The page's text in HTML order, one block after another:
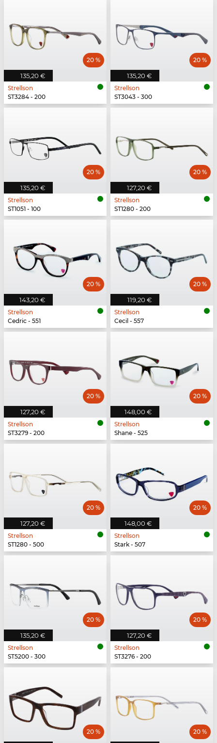
135,20 €
20 %
Strellson
ST3284 - 200
135,20 €
20 %
Strellson
ST3043 - 300
135,20 €
20 %
Strellson
ST1051 - 100
127,20 €
20 %
Strellson
ST1280 - 200
143,20 €
20 %
Strellson
Cedric - 551
119,20 €
20 %
Strellson
Cecil - 557
127,20 €
20 %
Strellson
ST3279 - 200
148,00 €
20 %
Strellson
Shane - 525
127,20 €
20 %
Strellson
ST1280 - 500
148,00 €
20 %
Strellson
Stark - 507
135,20 €
20 %
Strellson
ST5200 - 300
127,20 €
20 %
Strellson
ST3276 - 200
20 % 20 %